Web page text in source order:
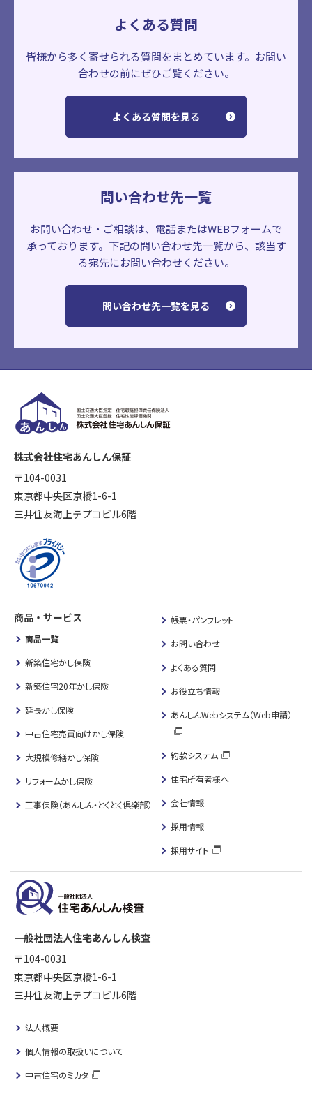
よくある質問
皆様から多く寄せられる質問をまとめています。 お問い
合わせの前にぜひご覧ください。
よくある質問を見る
問い合わせ先一覧
お問い合わせ・ご相談は、電話またはWEBフォームで
承っております。 下記の問い合わせ先一覧から、該当す
る宛先にお問い合わせください。
問い合わせ先一覧を見る
株式会社住宅あんしん保証
〒104-0031
東京都中央区京橋1-6-1
三井住友海上テプコビル6階
商品・サービス
商品一覧
新築住宅かし保険
新築住宅20年かし保険
延長かし保険
中古住宅売買向けかし保険
大規模修繕かし保険
リフォームかし保険
工事保険（あんしん・とくとく倶楽部）
帳票・パンフレット
お問い合わせ
よくある質問
お役立ち情報
あんしんWebシステム（Web申請）
約款システム
住宅所有者様へ
会社情報
採用情報
採用サイト
一般社団法人住宅あんしん検査
〒104-0031
東京都中央区京橋1-6-1
三井住友海上テプコビル6階
法人概要
個人情報の取扱いについて
中古住宅のミカタ